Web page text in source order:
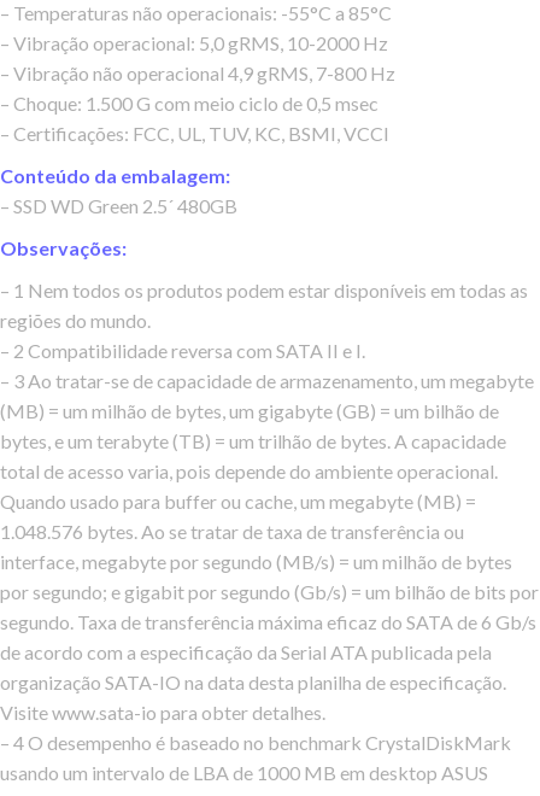
– Temperaturas não operacionais: -55°C a 85°C
– Vibração operacional: 5,0 gRMS, 10-2000 Hz
– Vibração não operacional 4,9 gRMS, 7-800 Hz
– Choque: 1.500 G com meio ciclo de 0,5 msec
– Certificações: FCC, UL, TUV, KC, BSMI, VCCI
Conteúdo da embalagem:
– SSD WD Green 2.5´ 480GB
Observações:
– 1 Nem todos os produtos podem estar disponíveis em todas as
regiões do mundo.
– 2 Compatibilidade reversa com SATA II e I.
– 3 Ao tratar-se de capacidade de armazenamento, um megabyte
(MB) = um milhão de bytes, um gigabyte (GB) = um bilhão de
bytes, e um terabyte (TB) = um trilhão de bytes. A capacidade
total de acesso varia, pois depende do ambiente operacional.
Quando usado para buffer ou cache, um megabyte (MB) =
1.048.576 bytes. Ao se tratar de taxa de transferência ou
interface, megabyte por segundo (MB/s) = um milhão de bytes
por segundo; e gigabit por segundo (Gb/s) = um bilhão de bits por
segundo. Taxa de transferência máxima eficaz do SATA de 6 Gb/s
de acordo com a especificação da Serial ATA publicada pela
organização SATA-IO na data desta planilha de especificação.
Visite www.sata-io para obter detalhes.
– 4 O desempenho é baseado no benchmark CrystalDiskMark
usando um intervalo de LBA de 1000 MB em desktop ASUS